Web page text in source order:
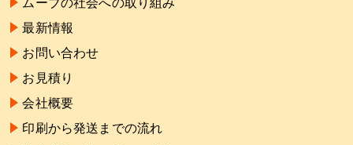
最新情報
お問い合わせ
お見積り
会社概要
印刷から発送までの流れ